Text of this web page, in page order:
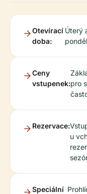
Otevírací
doba:
Úterý
Ceny
vstupenek:pro
Rezervace:
u
Speciální